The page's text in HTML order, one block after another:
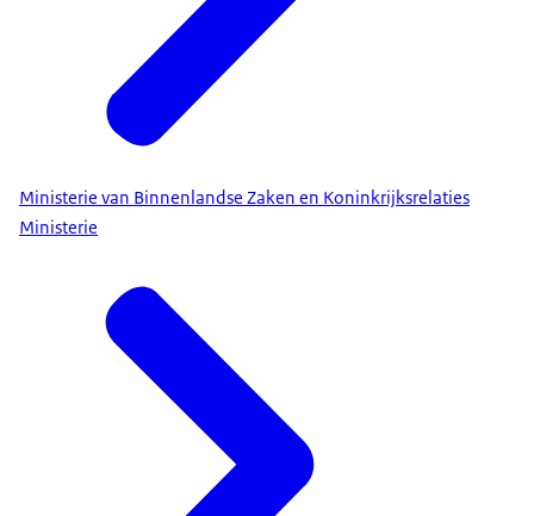
Ministerie van Binnenlandse Zaken en Koninkrijksrelaties
Ministerie